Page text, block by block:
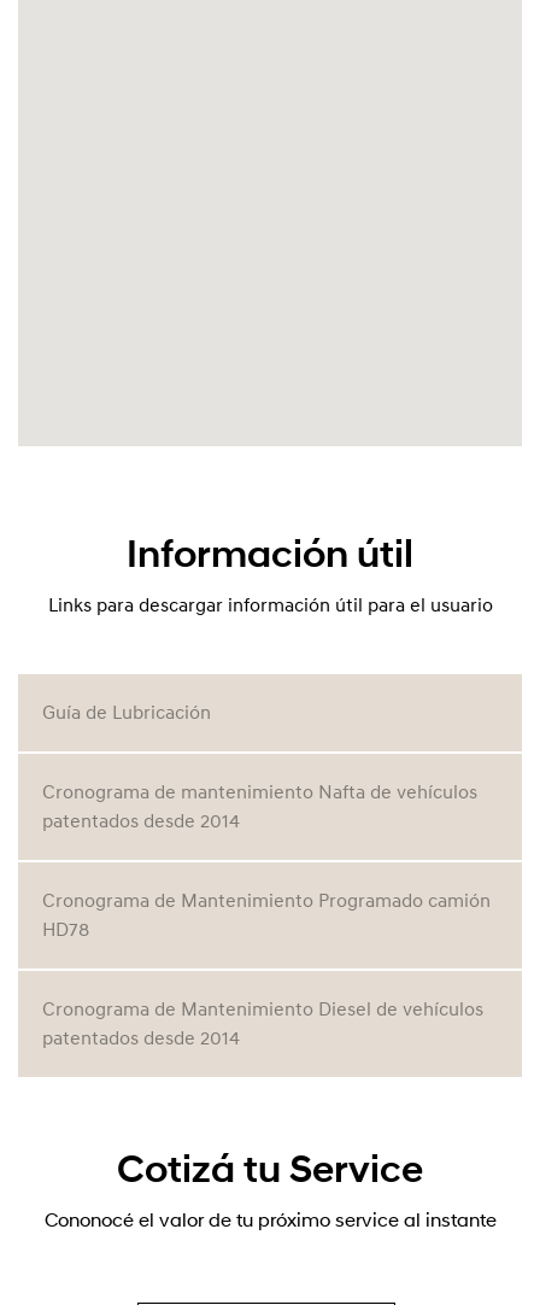
Información útil
Links para descargar información útil para el usuario
Guía de Lubricación
Cronograma de mantenimiento Nafta de vehículos
patentados desde 2014
Cronograma de Mantenimiento Programado camión
HD78
Cronograma de Mantenimiento Diesel de vehículos
patentados desde 2014
Cotizá tu Service
Cononocé el valor de tu próximo service al instante